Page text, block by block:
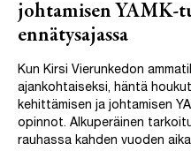
johtamisen YAMK-
ennätysajassa
Kun Kirsi Vierunkedon
ajankohtaiseksi, häntä
kehittämisen ja johtamisen
opinnot. Alkuperäinen
rauhassa kahden vuoden